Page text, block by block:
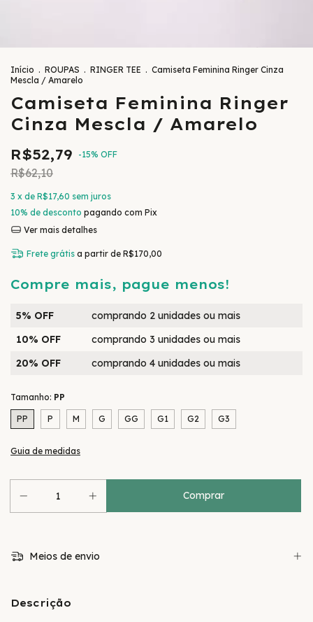
Início . ROUPAS . RINGER TEE . Camiseta Feminina Ringer Cinza
Mescla / Amarelo
Camiseta Feminina Ringer
Cinza Mescla / Amarelo
R$52,79 -15% OFF
R$62,10
3 x de R$17,60 sem juros
10% de desconto pagando com Pix
Ver mais detalhes
Frete grátis a partir de R$170,00
Compre mais, pague menos!
5% OFF
comprando 2 unidades ou mais
10% OFF
comprando 3 unidades ou mais
20% OFF
comprando 4 unidades ou mais
Tamanho: PP
PP P M G GG G1 G2 G3
Guia de medidas
Meios de envio
Descrição